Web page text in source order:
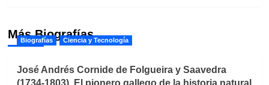
Más Biografías
Biografías Ciencia y Tecnología
José Andrés Cornide de Folgueira y Saavedra
(1734-1803). El pionero gallego de la historia natural